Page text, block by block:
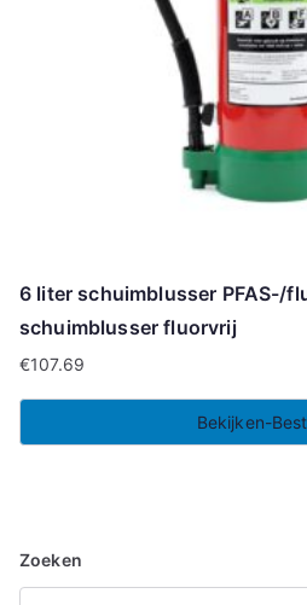
6 liter schuimblusser PFAS-/
schuimblusser fluorvrij
€107.69
Bekijken-
Zoeken